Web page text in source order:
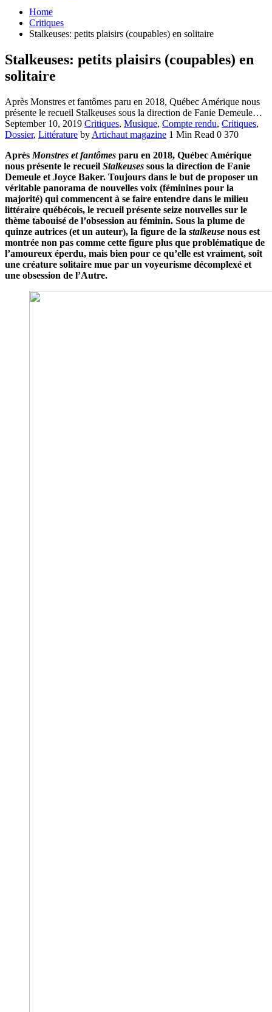
Home
Critiques
Stalkeuses: petits plaisirs (coupables) en solitaire
Stalkeuses: petits plaisirs (coupables) en
solitaire
Après Monstres et fantômes paru en 2018, Québec Amérique nous
présente le recueil Stalkeuses sous la direction de Fanie Demeule…
September 10, 2019 Critiques, Musique, Compte rendu, Critiques,
Dossier, Littérature by Artichaut magazine 1 Min Read 0 370
Après Monstres et fantômes paru en 2018, Québec Amérique
nous présente le recueil Stalkeuses sous la direction de Fanie
Demeule et Joyce Baker. Toujours dans le but de proposer un
véritable panorama de nouvelles voix (féminines pour la
majorité) qui commencent à se faire entendre dans le milieu
littéraire québécois, le recueil présente seize nouvelles sur le
thème tabouisé de l’obsession au féminin. Sous la plume de
quinze autrices (et un auteur), la figure de la stalkeuse nous est
montrée non pas comme cette figure plus que problématique de
l’amoureux éperdu, mais bien pour ce qu’elle est vraiment, soit
une créature solitaire mue par un voyeurisme décomplexé et
une obsession de l’Autre.